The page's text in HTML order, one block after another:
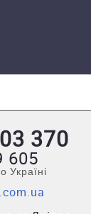
370
605
Україні